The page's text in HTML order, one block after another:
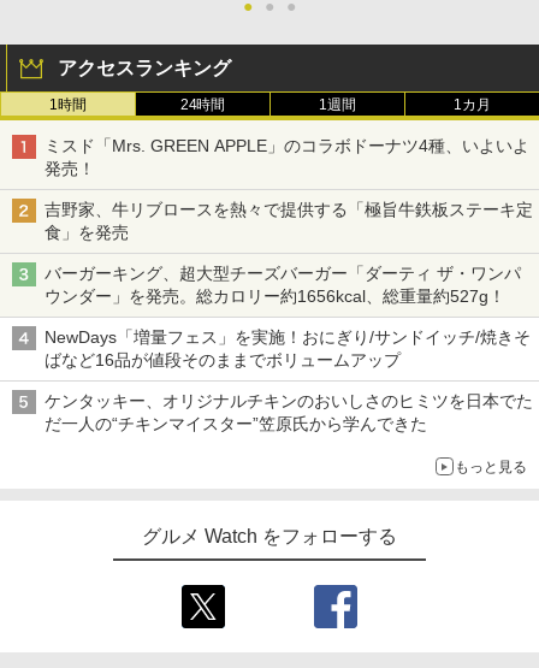
● ● ●
アクセスランキング
1時間 24時間 1週間 1カ月
ミスド「Mrs. GREEN APPLE」のコラボドーナツ4種、いよいよ
発売！
吉野家、牛リブロースを熱々で提供する「極旨牛鉄板ステーキ定
食」を発売
バーガーキング、超大型チーズバーガー「ダーティ ザ・ワンパ
ウンダー」を発売。総カロリー約1656kcal、総重量約527g！
NewDays「増量フェス」を実施！おにぎり/サンドイッチ/焼きそ
ばなど16品が値段そのままでボリュームアップ
ケンタッキー、オリジナルチキンのおいしさのヒミツを日本でた
だ一人の“チキンマイスター”笠原氏から学んできた
もっと見る
グルメ Watch をフォローする